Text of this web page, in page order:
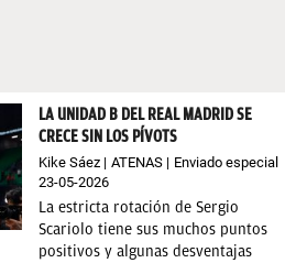
LA UNIDAD B DEL REAL MADRID SE
CRECE SIN LOS PÍVOTS
Kike Sáez ATENAS
Enviado especial
23-05-2026
La estricta rotación de Sergio
Scariolo tiene sus muchos puntos
positivos y algunas desventajas